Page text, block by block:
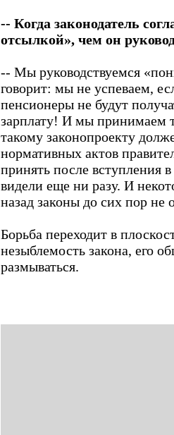
-- Когда законодатель
отсылкой», чем он
-- Мы руководствуемся
говорит: мы не успеваем,
пенсионеры не будут
зарплату! И мы принимаем
такому законопроекту
нормативных актов
принять после вступления
видели еще ни разу. И
назад законы до сих пор не
Борьба переходит в
незыблемость закона, его
размываться.